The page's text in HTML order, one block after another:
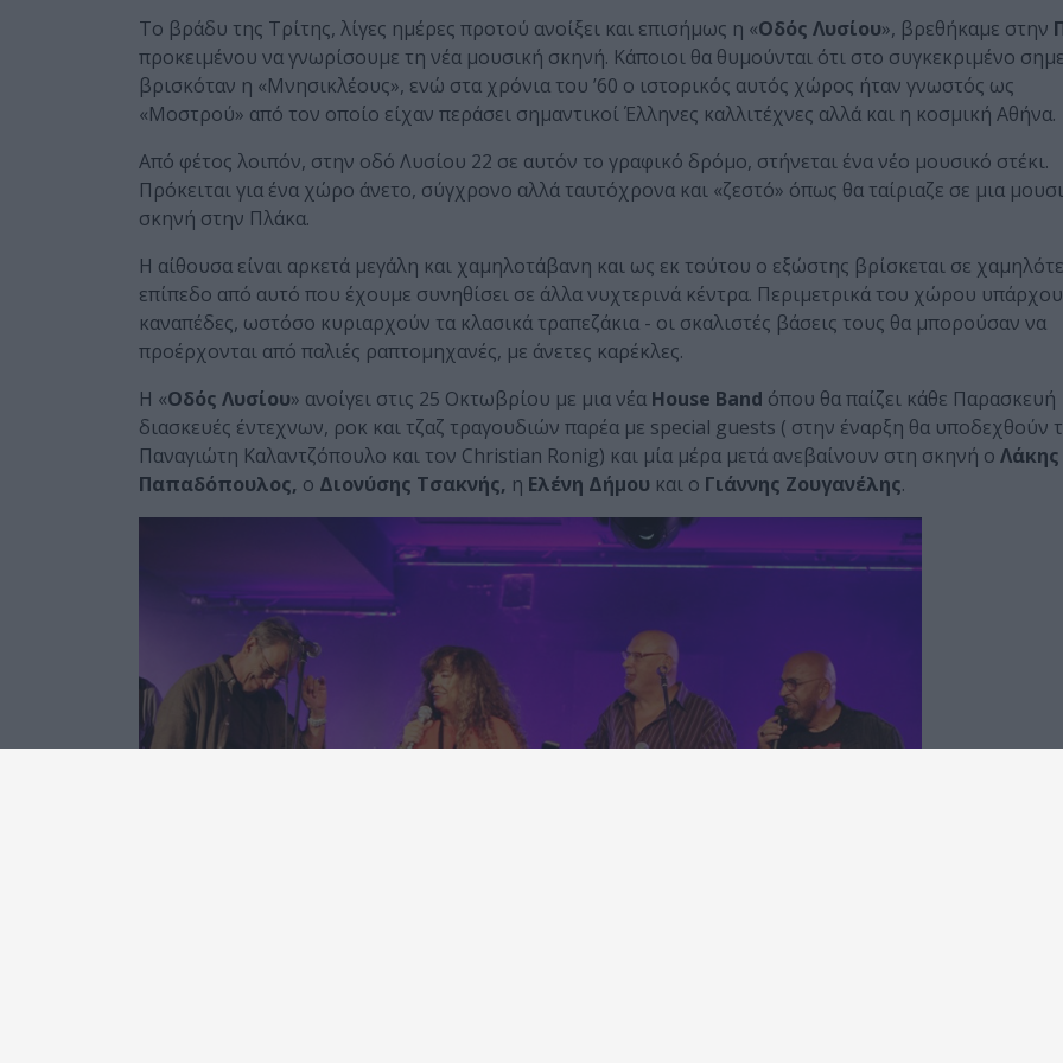
Το βράδυ της Τρίτης, λίγες ημέρες προτού ανοίξει και επισήμως η «Οδός Λυσίου», βρεθήκαμε στην
προκειμένου να γνωρίσουμε τη νέα μουσική σκηνή. Κάποιοι θα θυμούνται ότι στο συγκεκριμένο
βρισκόταν η «Μνησικλέους», ενώ στα χρόνια του ’60 ο ιστορικός αυτός χώρος ήταν γνωστός ως
«Μοστρού» από τον οποίο είχαν περάσει σημαντικοί Έλληνες καλλιτέχνες αλλά και η κοσμική Αθήνα.
Από φέτος λοιπόν, στην οδό Λυσίου 22 σε αυτόν το γραφικό δρόμο, στήνεται ένα νέο μουσικό στέκι.
Πρόκειται για ένα χώρο άνετο, σύγχρονο αλλά ταυτόχρονα και «ζεστό» όπως θα ταίριαζε σε μια
σκηνή στην Πλάκα.
Η αίθουσα είναι αρκετά μεγάλη και χαμηλοτάβανη και ως εκ τούτου ο εξώστης βρίσκεται σε
επίπεδο από αυτό που έχουμε συνηθίσει σε άλλα νυχτερινά κέντρα. Περιμετρικά του χώρου
καναπέδες, ωστόσο κυριαρχούν τα κλασικά τραπεζάκια - οι σκαλιστές βάσεις τους θα μπορούσαν να
προέρχονται από παλιές ραπτομηχανές, με άνετες καρέκλες.
Η «Οδός Λυσίου» ανοίγει στις 25 Οκτωβρίου με μια νέα House Band όπου θα παίζει κάθε Παρασκευή
διασκευές έντεχνων, ροκ και τζαζ τραγουδιών παρέα με special guests ( στην έναρξη θα υποδεχθούν
Παναγιώτη Καλαντζόπουλο και τον Christian Ronig) και μία μέρα μετά ανεβαίνουν στη σκηνή ο Λάκης
Παπαδόπουλος, ο Διονύσης Τσακνής, η Ελένη Δήμου και ο Γιάννης Ζουγανέλης.